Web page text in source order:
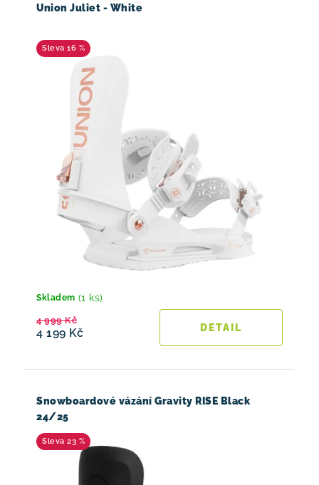
Union Juliet - White
16 %
Skladem (1 ks)
4 199 Kč
4 999 Kč
Snowboardové vázání Gravity RISE Black
24/25
23 %